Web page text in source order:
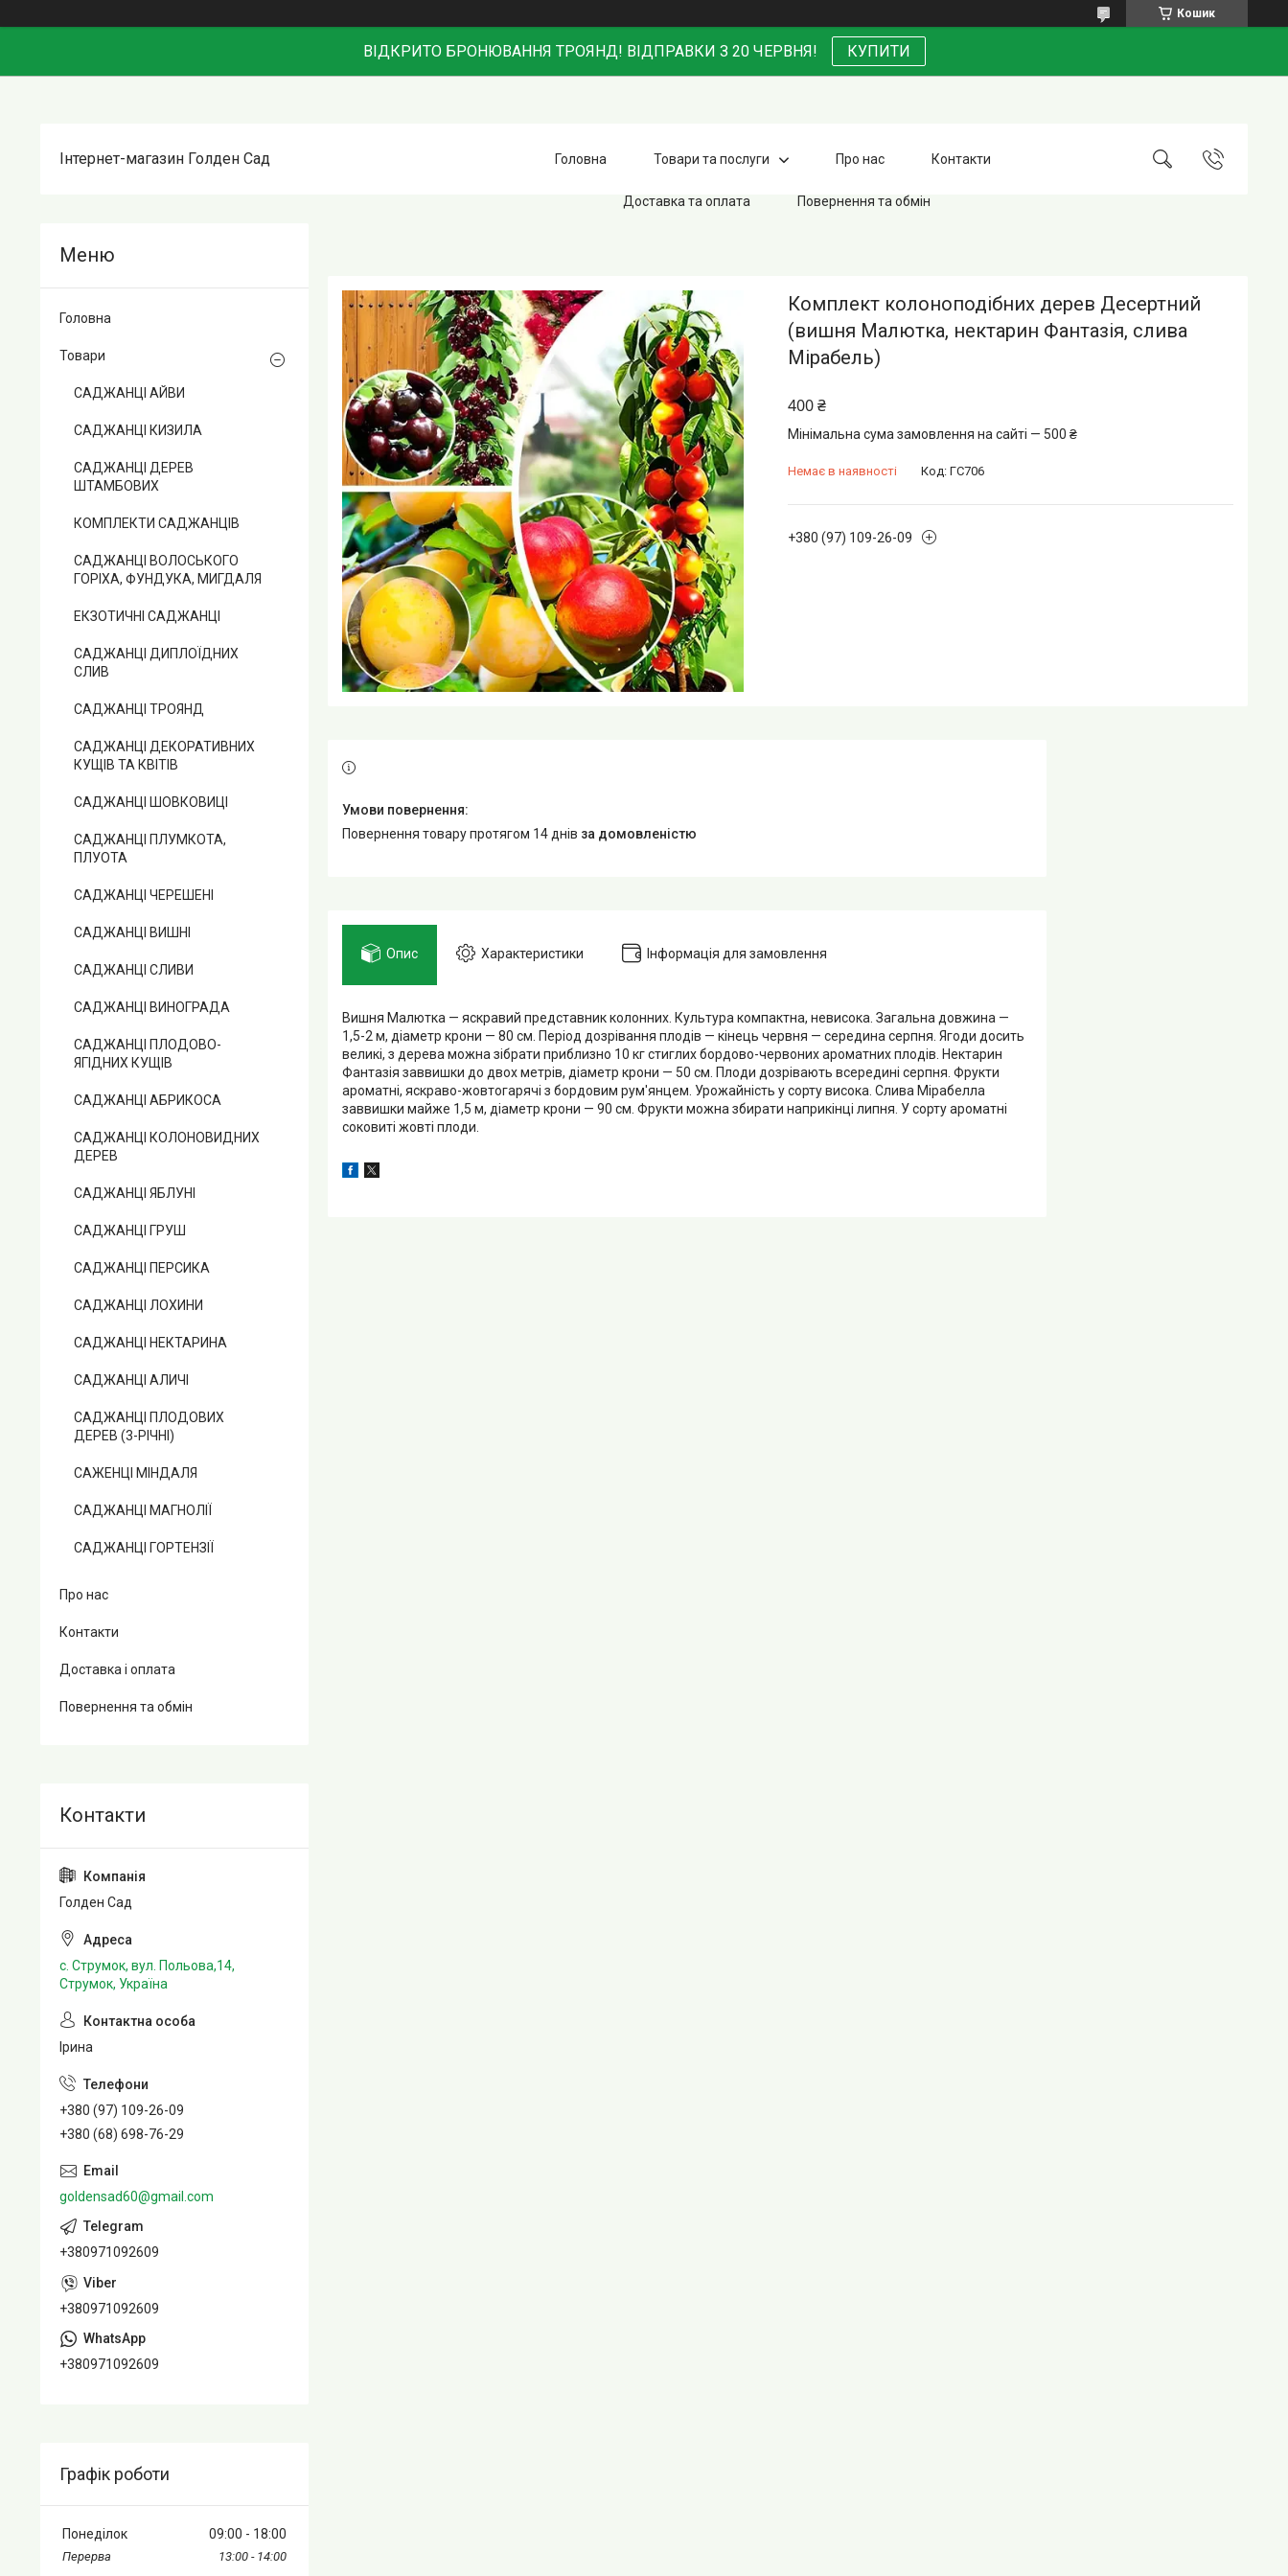
Кошик
ВІДКРИТО БРОНЮВАННЯ ТРОЯНД! ВІДПРАВКИ З 20 ЧЕРВНЯ! КУПИТИ
Інтернет-магазин Голден Сад Головна Товари та послуги Про нас Контакти
Доставка та оплата Повернення та обмін
Комплект колоноподібних дерев Десертний
(вишня Малютка, нектарин Фантазія, слива
Мірабель)
400 ₴
Мінімальна сума замовлення на сайті — 500 ₴
Немає в наявності Код: ГС706
+380 (97) 109-26-09
повернення товару протягом 14 днів за домовленістю
Опис Характеристики Інформація для замовлення
Вишня Малютка — яскравий представник колонних. Культура компактна, невисока. Загальна довжина —
1,5-2 м, діаметр крони — 80 см. Період дозрівання плодів — кінець червня — середина серпня. Ягоди досить
великі, з дерева можна зібрати приблизно 10 кг стиглих бордово-червоних ароматних плодів. Нектарин
Фантазія заввишки до двох метрів, діаметр крони — 50 см. Плоди дозрівають всередині серпня. Фрукти
ароматні, яскраво-жовтогарячі з бордовим рум'янцем. Урожайність у сорту висока. Слива Мірабелла
заввишки майже 1,5 м, діаметр крони — 90 см. Фрукти можна збирати наприкінці липня. У сорту ароматні
соковиті жовті плоди.
Головна
Товари
САДЖАНЦІ АЙВИ
САДЖАНЦІ КИЗИЛА
САДЖАНЦІ ДЕРЕВ
ШТАМБОВИХ
КОМПЛЕКТИ САДЖАНЦІВ
САДЖАНЦІ ВОЛОСЬКОГО
ГОРІХА, ФУНДУКА, МИГДАЛЯ
ЕКЗОТИЧНІ САДЖАНЦІ
САДЖАНЦІ ДИПЛОЇДНИХ
СЛИВ
САДЖАНЦІ ТРОЯНД
САДЖАНЦІ ДЕКОРАТИВНИХ
КУЩІВ ТА КВІТІВ
САДЖАНЦІ ШОВКОВИЦІ
САДЖАНЦІ ПЛУМКОТА,
ПЛУОТА
САДЖАНЦІ ЧЕРЕШЕНІ
САДЖАНЦІ ВИШНІ
САДЖАНЦІ СЛИВИ
САДЖАНЦІ ВИНОГРАДА
САДЖАНЦІ ПЛОДОВО-
ЯГІДНИХ КУЩІВ
САДЖАНЦІ АБРИКОСА
САДЖАНЦІ КОЛОНОВИДНИХ
ДЕРЕВ
САДЖАНЦІ ЯБЛУНІ
САДЖАНЦІ ГРУШ
САДЖАНЦІ ПЕРСИКА
САДЖАНЦІ ЛОХИНИ
САДЖАНЦІ НЕКТАРИНА
САДЖАНЦІ АЛИЧІ
САДЖАНЦІ ПЛОДОВИХ
ДЕРЕВ (3-РІЧНІ)
САЖЕНЦІ МІНДАЛЯ
САДЖАНЦІ МАГНОЛІЇ
САДЖАНЦІ ГОРТЕНЗІЇ
Про нас
Контакти
Доставка і оплата
Повернення та обмін
Голден Сад
с. Струмок, вул. Польова,14,
Струмок, Україна
Ірина
+380 (97) 109-26-09
+380 (68) 698-76-29
goldensad60@gmail.com
+380971092609
+380971092609
+380971092609
Графік роботи
Понеділок 09:00 18:00
13:00 14:00